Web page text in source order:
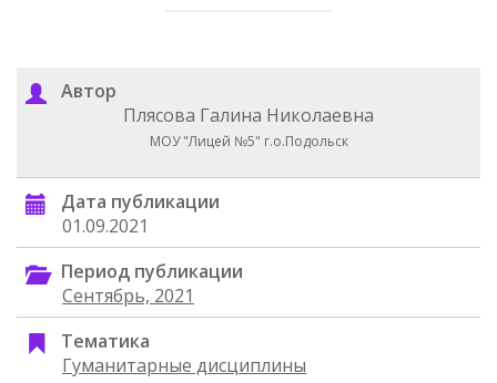
Автор
Плясова Галина Николаевна
МОУ "Лицей №5" г.о.Подольск
Дата публикации
01.09.2021
Период публикации
Сентябрь, 2021
Тематика
Гуманитарные дисциплины